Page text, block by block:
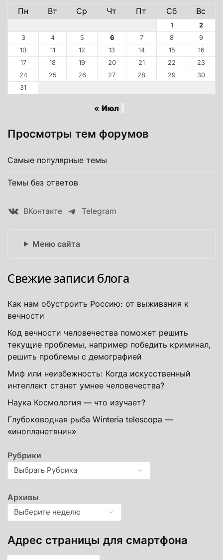
Пн
Вт Ср Чт Пт Сб Вс
1
2
3
4 5 6 7 8
9
10
11 12 13 14 15
16
17
18 19 20 21 22
23
24
25 26 27 28 29
30
31
« Июл
Просмотры тем форумов
Самые популярные темы
Темы без ответов
ВКонтакте Telegram
Меню сайта
Свежие записи блога
Как нам обустроить Россию: от выживания к
вечности
Код вечности человечества поможет решить
текущие проблемы, например победить криминал,
решить проблемы с демографией
Миф или неизбежность: Когда искусственный
интеллект станет умнее человечества?
Наука Космология — что изучает?
Глубоководная рыба Winteria telescopa —
«инопланетянин»
Рубрики
Архивы
Адрес страницы для смартфона